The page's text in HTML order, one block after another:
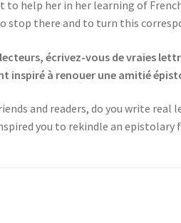
help her in her learning of
there and to turn this
écrivez-vous de vraies
inspiré à renouer une amitié
and readers, do you write real
you to rekindle an